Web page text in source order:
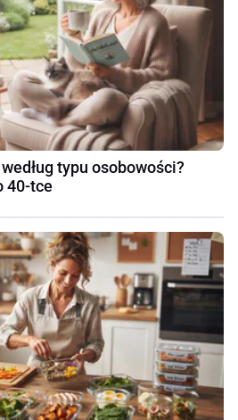
typu osobowości?
40-tce